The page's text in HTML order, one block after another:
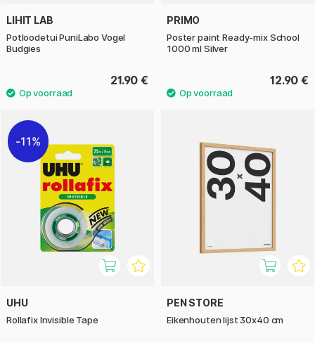
LIHIT LAB
Potloodetui PuniLabo Vogel
Budgies
21.90 €
PRIMO
Poster paint Ready-mix School
1000 ml Silver
12.90 €
11%
UHU
Rollafix Invisible Tape
PEN STORE
Eikenhouten lijst 30x40 cm